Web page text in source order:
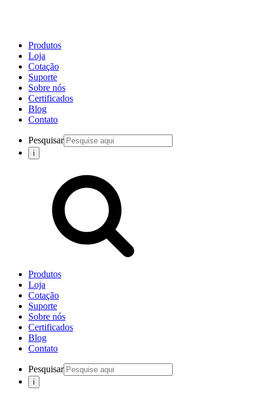
Produtos
Loja
Cotação
Suporte
Sobre nós
Certificados
Blog
Contato
Pesquisar
Produtos
Loja
Cotação
Suporte
Sobre nós
Certificados
Blog
Contato
Pesquisar